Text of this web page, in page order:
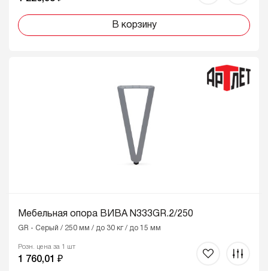
В корзину
Мебельная опора ВИВА N333GR.2/250
GR - Серый / 250 мм / до 30 кг / до 15 мм
Розн. цена за 1 шт
1 760,01 ₽